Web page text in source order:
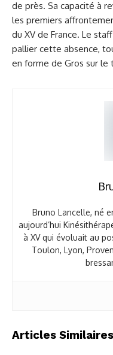
de près. Sa capacité à
les premiers
du XV de France. Le
pallier cette absence,
en forme de Gros sur le
Bruno Lancelle, né
aujourd’hui
à XV qui évoluait au
Toulon, Lyon,
Articles